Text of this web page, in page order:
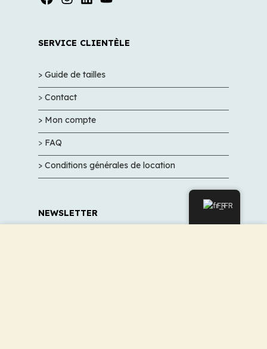
SERVICE CLIENTÈLE
> Guide de tailles
> Contact
> Mon compte
> FAQ
> Conditions générales de location
NEWSLETTER
FR